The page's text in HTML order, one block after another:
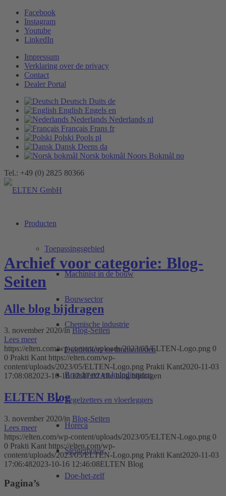
Facebook
Instagram
Youtube
LinkedIn
Impressum
Verklaring over de privacy
Contact
Dealer Portal
Deutsch Duits de
English Engels en
Nederlands Nederlands nl
Français Frans fr
Polski Pools pl
Dansk Deens da
Norsk bokmål Noors Bokmål no
Tel.: +49 (0) 2825 80366
Producten
Toepassingsgebied
Machinist in de bouw
Bouwsector
Chemische industrie
Dakdekkers en timmerlieden
Brandweer en hulpdiensten
Tegelzetters en vloerleggers
Horeca
Steigerbouw
Doe-het-zelf
Archief voor categorie: Blog-
Seiten
Alle blog bijdragen
3. november 2020/inBlog-Seiten
Lees meer
https://elten.com/wp-content/uploads/2023/05/ELTEN-Logo.png 0
0 Prakti Kant https://elten.com/wp-
content/uploads/2023/05/ELTEN-Logo.png Prakti Kant2020-11-03
17:08:082023-10-16 12:47:02Alle blog bijdragen
ELTEN Blog
3. november 2020/in Blog-Seiten
Lees meer
https://elten.com/wp-content/uploads/2023/05/ELTEN-Logo.png 0
0 Prakti Kant https://elten.com/wp-
content/uploads/2023/05/ELTEN-Logo.png Prakti Kant2020-11-03
17:06:482023-10-16 12:46:08ELTEN Blog
Pagina’s